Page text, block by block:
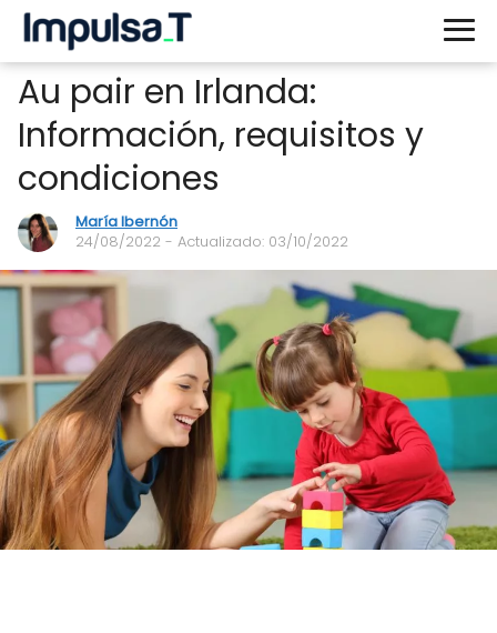
Au pair en Irlanda:
Información, requisitos y
condiciones
María Ibernón
24/08/2022 - Actualizado: 03/10/2022